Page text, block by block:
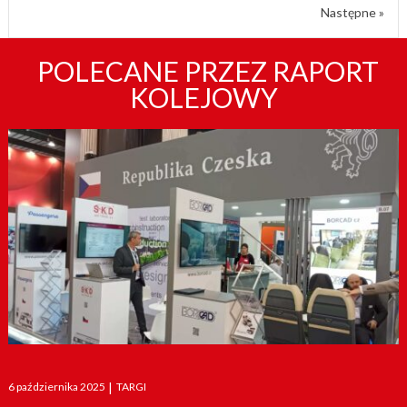
Następne »
POLECANE PRZEZ RAPORT
KOLEJOWY
Posted
on
6 października 2025 | TARGI